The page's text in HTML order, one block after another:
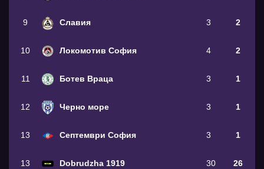
9 Славия 3 2
10 Локомотив София 4 2
11 Ботев Враца 3 1
12 Черно море 3 1
13 Септември София 3 1
13 Dobrudzha 1919 30 26